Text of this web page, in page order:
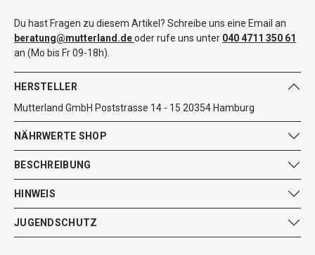
Du hast Fragen zu diesem Artikel? Schreibe uns eine Email an
beratung@mutterland.deoder rufe uns unter 040 4711 350 61
an (Mo bis Fr 09-18h).
HERSTELLER
Mutterland GmbH Poststrasse 14 - 15 20354 Hamburg
NÄHRWERTE SHOP
BESCHREIBUNG
HINWEIS
JUGENDSCHUTZ